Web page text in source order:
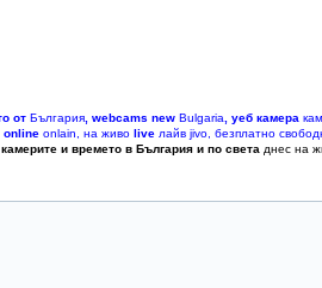
от България , webcams new Bulgaria , уеб камера
online onlain, на живо live лайв jivo, безплатно
и времето в България и по света днес на